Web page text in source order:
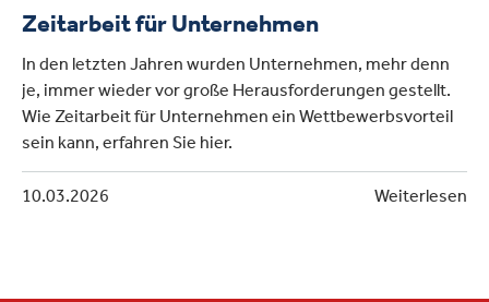
Zeitarbeit für Unternehmen
In den letzten Jahren wurden Unternehmen, mehr denn
je, immer wieder vor große Herausforderungen gestellt.
Wie Zeitarbeit für Unternehmen ein Wettbewerbsvorteil
sein kann, erfahren Sie hier.
10.03.2026 Weiterlesen